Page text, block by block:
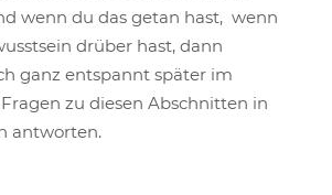
wenn du das getan hast, wenn
drüber hast, dann
ganz entspannt später im
zu diesen Abschnitten in
antworten.